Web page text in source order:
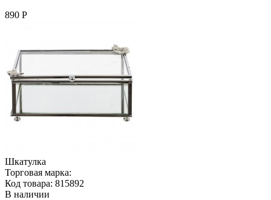
890 Р
Шкатулка
Торговая марка:
Код товара: 815892
В наличии